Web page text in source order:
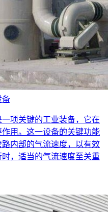
备
项关键的工业装备，它在
用。这一设备的关键功能
内部的气流速度，以有效
，适当的气流速度至关重